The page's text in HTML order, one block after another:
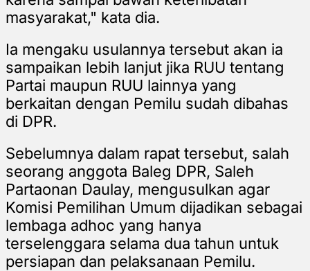
masyarakat," kata dia.
Ia mengaku usulannya tersebut akan ia
sampaikan lebih lanjut jika RUU tentang
Partai maupun RUU lainnya yang
berkaitan dengan Pemilu sudah dibahas
di DPR.
Sebelumnya dalam rapat tersebut, salah
seorang anggota Baleg DPR, Saleh
Partaonan Daulay, mengusulkan agar
Komisi Pemilihan Umum dijadikan sebagai
lembaga adhoc yang hanya
terselenggara selama dua tahun untuk
persiapan dan pelaksanaan Pemilu.